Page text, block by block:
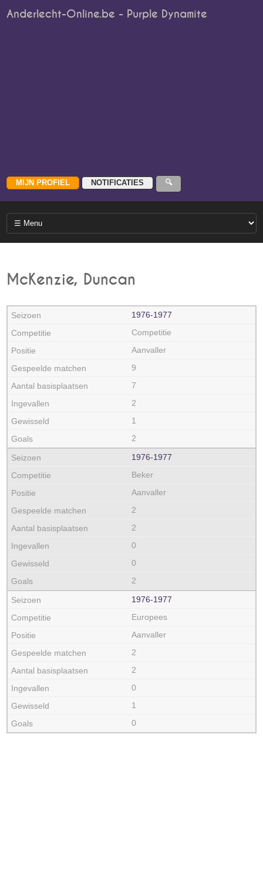
Anderlecht-Online.be - Purple Dynamite
McKenzie, Duncan
1976‑1977
Competitie
Aanvaller
9
7
2
1
2
1976‑1977
Beker
Aanvaller
2
2
0
0
2
1976‑1977
Europees
Aanvaller
2
2
0
1
0